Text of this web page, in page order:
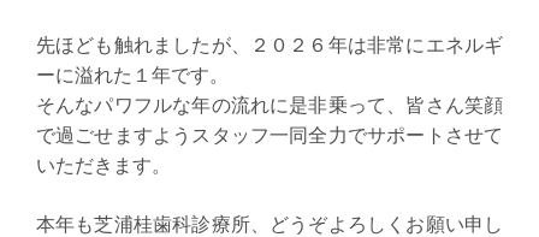
先ほども触れましたが、２０２６年は非常にエネルギ
ーに溢れた１年です。
そんなパワフルな年の流れに是非乗って、皆さん笑顔
で過ごせますようスタッフ一同全力でサポートさせて
いただきます。
本年も芝浦桂歯科診療所、どうぞよろしくお願い申し